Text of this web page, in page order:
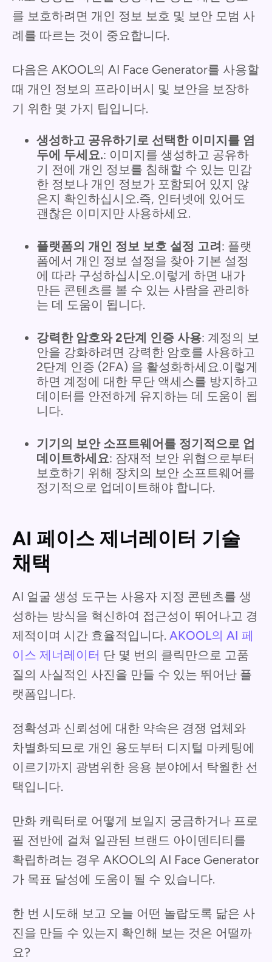
를 보호하려면 개인 정보 보호 및 보안 모범 사
례를 따르는 것이 중요합니다.
다음은 AKOOL의 AI Face Generator를 사용할
때 개인 정보의 프라이버시 및 보안을 보장하
기 위한 몇 가지 팁입니다.
생성하고 공유하기로 선택한 이미지를 염
두에 두세요.: 이미지를 생성하고 공유하
기 전에 개인 정보를 침해할 수 있는 민감
한 정보나 개인 정보가 포함되어 있지 않
은지 확인하십시오.즉, 인터넷에 있어도
괜찮은 이미지만 사용하세요.
플랫폼의 개인 정보 보호 설정 고려: 플랫
폼에서 개인 정보 설정을 찾아 기본 설정
에 따라 구성하십시오.이렇게 하면 내가
만든 콘텐츠를 볼 수 있는 사람을 관리하
는 데 도움이 됩니다.
강력한 암호와 2단계 인증 사용: 계정의 보
안을 강화하려면 강력한 암호를 사용하고
2단계 인증 (2FA) 을 활성화하세요.이렇게
하면 계정에 대한 무단 액세스를 방지하고
데이터를 안전하게 유지하는 데 도움이 됩
니다.
기기의 보안 소프트웨어를 정기적으로 업
데이트하세요: 잠재적 보안 위협으로부터
보호하기 위해 장치의 보안 소프트웨어를
정기적으로 업데이트해야 합니다.
AI 페이스 제너레이터 기술
채택
AI 얼굴 생성 도구는 사용자 지정 콘텐츠를 생
성하는 방식을 혁신하여 접근성이 뛰어나고 경
제적이며 시간 효율적입니다. AKOOL의 AI 페
이스 제너레이터 단 몇 번의 클릭만으로 고품
질의 사실적인 사진을 만들 수 있는 뛰어난 플
랫폼입니다.
정확성과 신뢰성에 대한 약속은 경쟁 업체와
차별화되므로 개인 용도부터 디지털 마케팅에
이르기까지 광범위한 응용 분야에서 탁월한 선
택입니다.
만화 캐릭터로 어떻게 보일지 궁금하거나 프로
필 전반에 걸쳐 일관된 브랜드 아이덴티티를
확립하려는 경우 AKOOL의 AI Face Generator
가 목표 달성에 도움이 될 수 있습니다.
한 번 시도해 보고 오늘 어떤 놀랍도록 닮은 사
진을 만들 수 있는지 확인해 보는 것은 어떨까
요?